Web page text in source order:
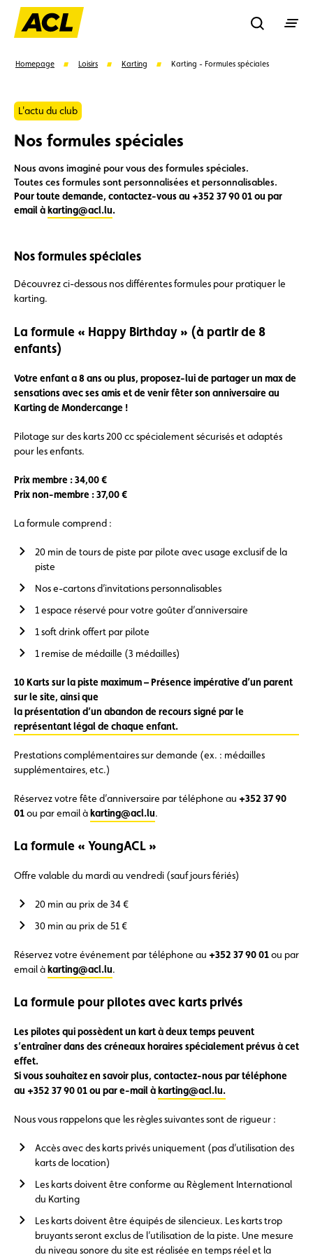
Rechercher
Carte membre Avantages Contrat de vente
Homepage Loisirs Karting Karting - Formules spéciales
L'actu du club
Nos formules spéciales
Nous avons imaginé pour vous des formules spéciales.
Toutes ces formules sont personnalisées et personnalisables.
Pour toute demande, contactez-vous au +352 37 90 01 ou par
email à karting@acl.lu.
Nos formules spéciales
Découvrez ci-dessous nos différentes formules pour pratiquer le
karting.
La formule « Happy Birthday » (à partir de 8
enfants)
Votre enfant a 8 ans ou plus, proposez-lui de partager un max de
sensations avec ses amis et de venir fêter son anniversaire au
Karting de Mondercange !
Pilotage sur des karts 200 cc spécialement sécurisés et adaptés
pour les enfants.
Prix membre : 34,00 €
Prix non-membre : 37,00 €
La formule comprend :
20 min de tours de piste par pilote avec usage exclusif de la
piste
Nos e-cartons d’invitations personnalisables
1 espace réservé pour votre goûter d’anniversaire
1 soft drink offert par pilote
1 remise de médaille (3 médailles)
10 Karts sur la piste maximum – Présence impérative d’un parent
sur le site, ainsi que
la présentation d’un abandon de recours signé par le
représentant légal de chaque enfant.
Prestations complémentaires sur demande (ex. : médailles
supplémentaires, etc.)
Réservez votre fête d’anniversaire par téléphone au +352 37 90
01ou par email àkarting@acl.lu.
La formule « YoungACL »
Offre valable du mardi au vendredi (sauf jours fériés)
20 min au prix de 34 €
30 min au prix de 51 €
Réservez votre événement par téléphone au +352 37 90 01ou par
email à karting@acl.lu.
La formule pour pilotes avec karts privés
Les pilotes qui possèdent un kart à deux temps peuvent
s’entraîner dans des créneaux horaires spécialement prévus à cet
effet.
Si vous souhaitez en savoir plus, contactez-nous par téléphone
au +352 37 90 01 ou par e-mail à karting@acl.lu.
Nous vous rappelons que les règles suivantes sont de rigueur :
Accès avec des karts privés uniquement (pas d’utilisation des
karts de location)
Les karts doivent être conforme au Règlement International
du Karting
Les karts doivent être équipés de silencieux. Les karts trop
bruyants seront exclus de l’utilisation de la piste. Une mesure
du niveau sonore du site est réalisée en temps réel et la